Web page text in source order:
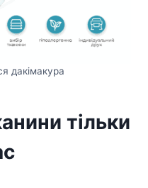
дакімакура
тільки